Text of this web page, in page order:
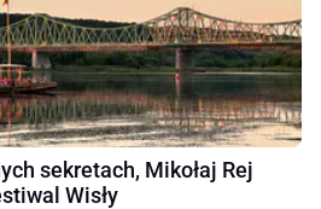
sekretach, Mikołaj Rej
Wisły